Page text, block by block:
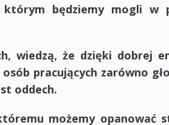
będziemy mogli w
wiedzą, że dzięki dobrej
pracujących zarówno
oddech.
możemy opanować